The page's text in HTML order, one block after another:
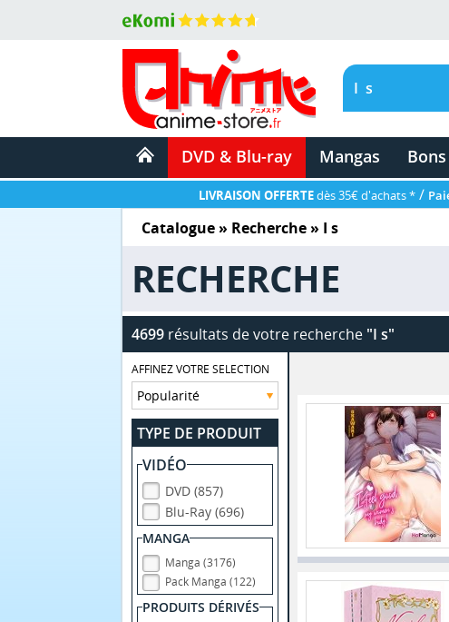
DVD & Blu-ray Mangas
LIVRAISON OFFERTEdès 35€ d'achats * /
Catalogue» Recherche » I s
RECHERCHE
4699résultats de votre recherche "I s"
AFFINEZ VOTRE SELECTION
TYPE DE PRODUIT
VIDÉO
DVD (857)
Blu-Ray (696)
MANGA
Manga (3176)
Pack Manga (122)
PRODUITS DÉRIVÉS